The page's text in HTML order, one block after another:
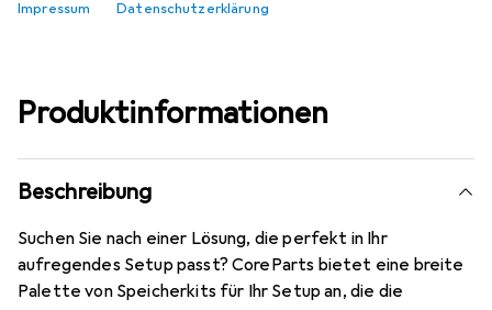
Impressum Datenschutzerklärung
Produktinformationen
Beschreibung
Suchen Sie nach einer Lösung, die perfekt in Ihr
aufregendes Setup passt? CoreParts bietet eine breite
Palette von Speicherkits für Ihr Setup an, die die